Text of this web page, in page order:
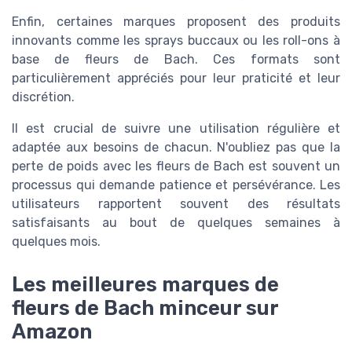
Enfin, certaines marques proposent des produits
innovants comme les sprays buccaux ou les roll-ons à
base de fleurs de Bach. Ces formats sont
particulièrement appréciés pour leur praticité et leur
discrétion.
Il est crucial de suivre une utilisation régulière et
adaptée aux besoins de chacun. N'oubliez pas que la
perte de poids avec les fleurs de Bach est souvent un
processus qui demande patience et persévérance. Les
utilisateurs rapportent souvent des résultats
satisfaisants au bout de quelques semaines à
quelques mois.
Les meilleures marques de
fleurs de Bach minceur sur
Amazon